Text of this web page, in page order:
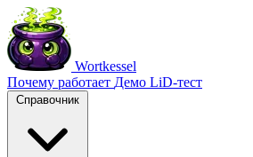
Wortkessel
Почему работает Демо LiD-тест
Справочник